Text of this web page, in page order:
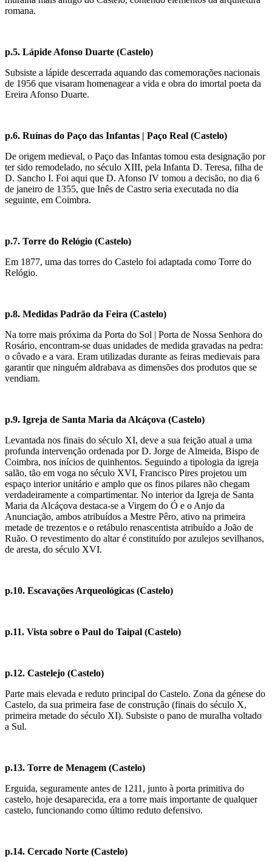
romana.
p.5. Lápide Afonso Duarte (Castelo)
Subsiste a lápide descerrada aquando das comemorações nacionais
de 1956 que visaram homenagear a vida e obra do imortal poeta da
Ereira Afonso Duarte.
p.6. Ruínas do Paço das Infantas | Paço Real (Castelo)
De origem medieval, o Paço das Infantas tomou esta designação por
ter sido remodelado, no século XIII, pela Infanta D. Teresa, filha de
D. Sancho I. Foi aqui que D. Afonso IV tomou a decisão, no dia 6
de janeiro de 1355, que Inês de Castro seria executada no dia
seguinte, em Coimbra.
p.7. Torre do Relógio (Castelo)
Em 1877, uma das torres do Castelo foi adaptada como Torre do
Relógio.
p.8. Medidas Padrão da Feira (Castelo)
Na torre mais próxima da Porta do Sol | Porta de Nossa Senhora do
Rosário, encontram-se duas unidades de medida gravadas na pedra:
o côvado e a vara. Eram utilizadas durante as feiras medievais para
garantir que ninguém aldrabava as dimensões dos produtos que se
vendiam.
p.9. Igreja de Santa Maria da Alcáçova (Castelo)
Levantada nos finais do século XI, deve a sua feição atual a uma
profunda intervenção ordenada por D. Jorge de Almeida, Bispo de
Coimbra, nos inícios de quinhentos. Seguindo a tipologia da igreja
salão, tão em voga no século XVI, Francisco Pires projetou um
espaço interior unitário e amplo que os finos pilares não chegam
verdadeiramente a compartimentar. No interior da Igreja de Santa
Maria da Alcáçova destaca-se a Virgem do Ó e o Anjo da
Anunciação, ambos atribuídos a Mestre Pêro, ativo na primeira
metade de trezentos e o retábulo renascentista atribuído a João de
Ruão. O revestimento do altar é constituído por azulejos sevilhanos,
de aresta, do século XVI.
p.10. Escavações Arqueológicas (Castelo)
p.11. Vista sobre o Paul do Taipal (Castelo)
p.12. Castelejo (Castelo)
Parte mais elevada e reduto principal do Castelo. Zona da génese do
Castelo, da sua primeira fase de construção (finais do século X,
primeira metade do século XI). Subsiste o pano de muralha voltado
a Sul.
p.13. Torre de Menagem (Castelo)
Erguida, seguramente antes de 1211, junto à porta primitiva do
castelo, hoje desaparecida, era a torre mais importante de qualquer
castelo, funcionando como último reduto defensivo.
p.14. Cercado Norte (Castelo)